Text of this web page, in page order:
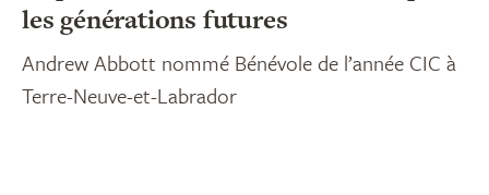
les générations futures
Andrew Abbott nommé Bénévole de l’année CIC à
Terre-Neuve-et-Labrador